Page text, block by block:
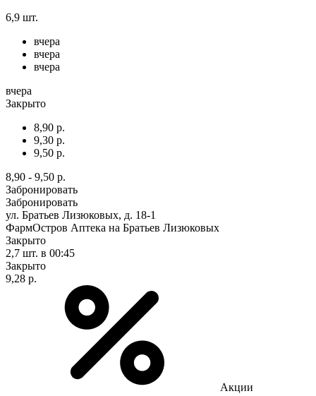
6,9 шт.
вчера
вчера
вчера
вчера
Закрыто
8,90 р.
9,30 р.
9,50 р.
8,90 - 9,50 р.
Забронировать
Забронировать
ул. Братьев Лизюковых, д. 18-1
ФармОстров Аптека на Братьев Лизюковых
Закрыто
2,7 шт. в 00:45
Закрыто
9,28 р.
Акции